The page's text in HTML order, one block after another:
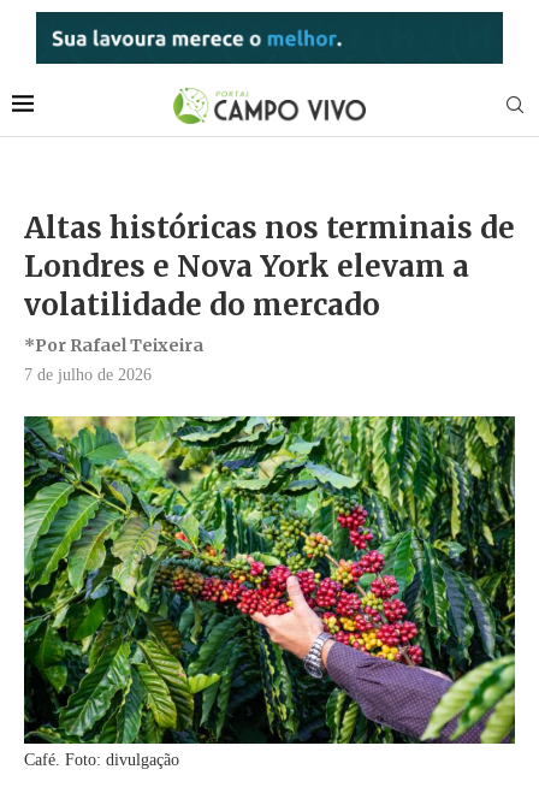
Altas históricas nos terminais de
Londres e Nova York elevam a
volatilidade do mercado
*Por Rafael Teixeira
7 de julho de 2026
Café. Foto: divulgação